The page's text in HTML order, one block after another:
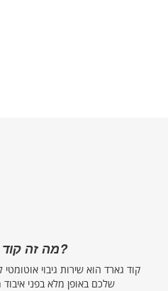
מה זה קוד גארד?
קוד גארד הוא שירות גיבוי
שלכם באופן מלא בפני איבוד